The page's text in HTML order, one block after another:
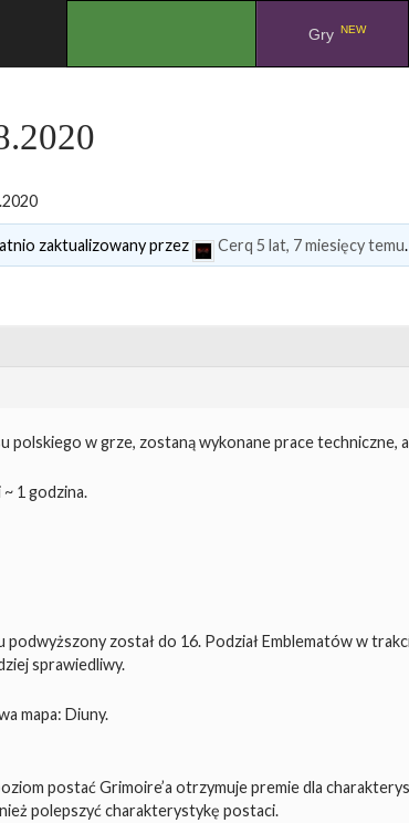
Gry NEW
zaktualizowany przez Cerq 5 lat, 7 miesięcy temu.
polskiego w grze, zostaną wykonane prace techniczne,
1 godzina.
podwyższony został do 16. Podział Emblematów w
sprawiedliwy.
mapa: Diuny.
postać Grimoire’a otrzymuje premie dla
polepszyć charakterystykę postaci.